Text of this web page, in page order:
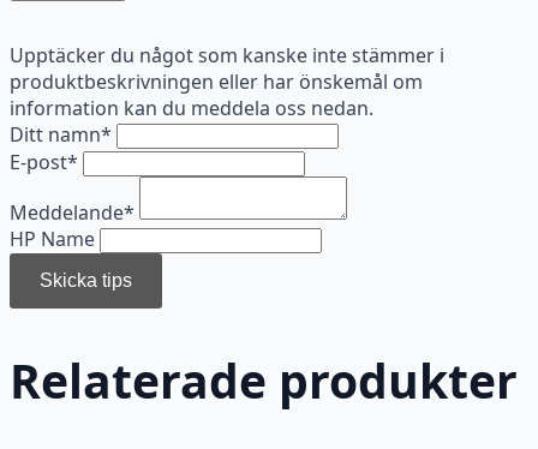
Upptäcker du något som kanske inte stämmer i
produktbeskrivningen eller har önskemål om
information kan du meddela oss nedan.
Ditt namn*
E-post*
Meddelande*
HP Name
Skicka tips
Relaterade produkter